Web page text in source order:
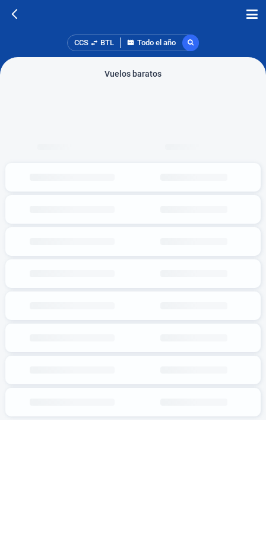
CCS BTL Todo el año
Vuelos baratos